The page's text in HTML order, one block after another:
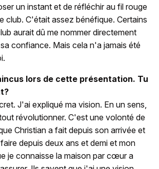
un instant et de réfléchir au fil rouge
club. C'était assez bénéfique. Certains
aurait dû me nommer directement
confiance. Mais cela n'a jamais été
lors de cette présentation. Tu
J'ai expliqué ma vision. En un sens,
révolutionner. C'est une volonté de
Christian a fait depuis son arrivée et
depuis deux ans et demi et mon
je connaisse la maison par cœur a